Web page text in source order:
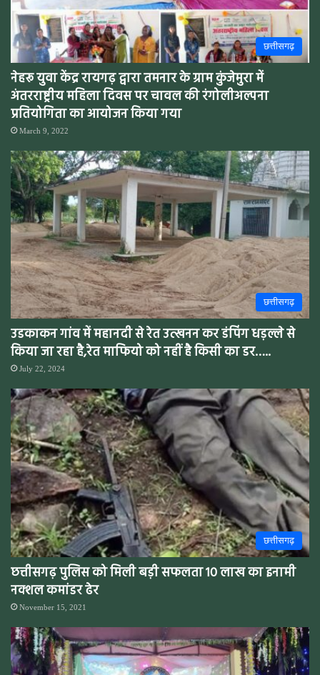
छत्तीसगढ़
नेहरू युवा केंद्र रायगढ़ द्वारा तमनार के ग्राम कुंजेमुरा में
अंतरराष्ट्रीय महिला दिवस पर चावल की रंगोलीअल्पना
प्रतियोगिता का आयोजन किया गया
March 9, 2022
छत्तीसगढ़
उडकाकन गांव में महानदी से रेत उत्खनन कर डंपिंग धड़ल्ले से
किया जा रहा है,रेत माफियो को नहीं है किसी का डर…..
July 22, 2024
छत्तीसगढ़
छत्तीसगढ़ पुलिस को मिली बड़ी सफलता 10 लाख का इनामी
नक्शल कमांडर ढेर
November 15, 2021